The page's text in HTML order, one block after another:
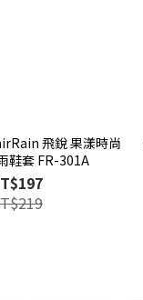
飛銳 果漾時尚
鞋套 FR-301A